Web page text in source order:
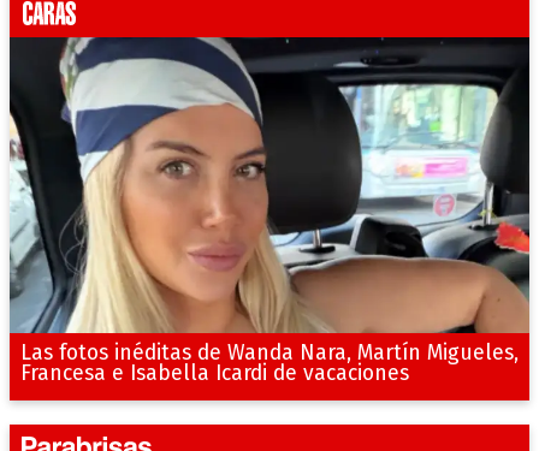
Las fotos inéditas de Wanda Nara, Martín Migueles,
Francesa e Isabella Icardi de vacaciones